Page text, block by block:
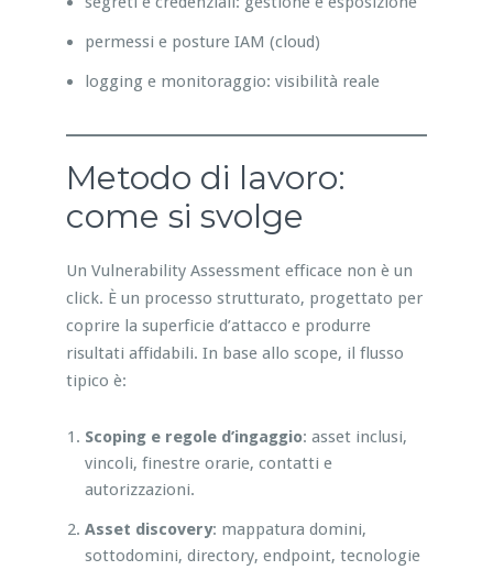
permessi e posture IAM (cloud)
logging e monitoraggio: visibilità reale
Metodo di lavoro:
come si svolge
Un Vulnerability Assessment efficace non è un
click. È un processo strutturato, progettato per
coprire la superficie d’attacco e produrre
risultati affidabili. In base allo scope, il flusso
tipico è:
Scoping e regole d’ingaggio: asset inclusi,
vincoli, finestre orarie, contatti e
autorizzazioni.
Asset discovery: mappatura domini,
sottodomini, directory, endpoint, tecnologie